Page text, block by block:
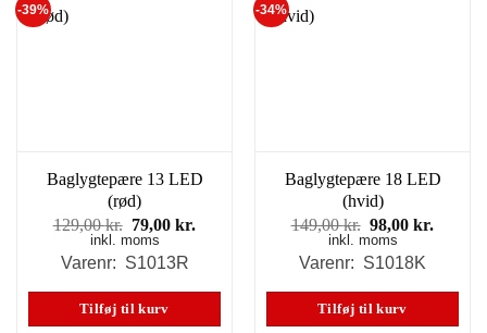
-39%
Baglygtepære 13 LED
(rød)
129,00kr. Den
oprindelige
pris
129,00 kr..
79,00kr.
79,00 kr..
inkl. moms
Varenr: S1013R
Tilføj til kurv
-34%
Baglygtepære 18 LED
(hvid)
149,00kr. Den
oprindelige
pris
149,00 kr..
98,00kr.
98,00
inkl. moms
Varenr: S1018K
Tilføj til kurv